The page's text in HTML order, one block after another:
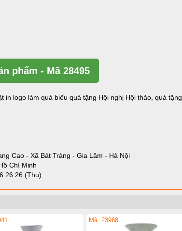
phẩm - Mã 28495
in logo làm quà biếu quà tặng Hội nghị Hội thảo, quà tặng
Cao - Xã Bát Tràng - Gia Lâm - Hà Nội
Chí Minh
(Thu)
Mã: 23968